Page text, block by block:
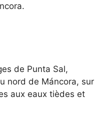
de Punta Sal,
nord de Máncora, sur
aux eaux tièdes et